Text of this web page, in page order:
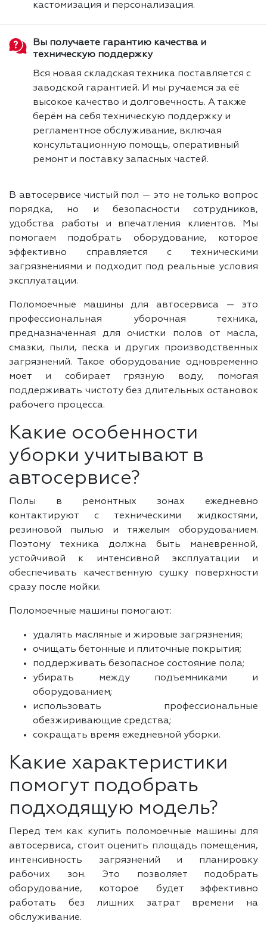
кастомизация и персонализация.
Вы получаете гарантию качества и
техническую поддержку
Вся новая складская техника поставляется с
заводской гарантией. И мы ручаемся за её
высокое качество и долговечность. А также
берём на себя техническую поддержку и
регламентное обслуживание, включая
консультационную помощь, оперативный
ремонт и поставку запасных частей.
В автосервисе чистый пол — это не только вопрос
порядка, но и безопасности сотрудников,
удобства работы и впечатления клиентов. Мы
помогаем подобрать оборудование, которое
эффективно справляется с техническими
загрязнениями и подходит под реальные условия
эксплуатации.
Поломоечные машины для автосервиса — это
профессиональная уборочная техника,
предназначенная для очистки полов от масла,
смазки, пыли, песка и других производственных
загрязнений. Такое оборудование одновременно
моет и собирает грязную воду, помогая
поддерживать чистоту без длительных остановок
рабочего процесса.
Какие особенности
уборки учитывают в
автосервисе?
Полы в ремонтных зонах ежедневно
контактируют с техническими жидкостями,
резиновой пылью и тяжелым оборудованием.
Поэтому техника должна быть маневренной,
устойчивой к интенсивной эксплуатации и
обеспечивать качественную сушку поверхности
сразу после мойки.
Поломоечные машины помогают:
удалять масляные и жировые загрязнения;
очищать бетонные и плиточные покрытия;
поддерживать безопасное состояние пола;
убирать между подъемниками и
оборудованием;
использовать профессиональные
обезжиривающие средства;
сокращать время ежедневной уборки.
Какие характеристики
помогут подобрать
подходящую модель?
Перед тем как купить поломоечные машины для
автосервиса, стоит оценить площадь помещения,
интенсивность загрязнений и планировку
рабочих зон. Это позволяет подобрать
оборудование, которое будет эффективно
работать без лишних затрат времени на
обслуживание.